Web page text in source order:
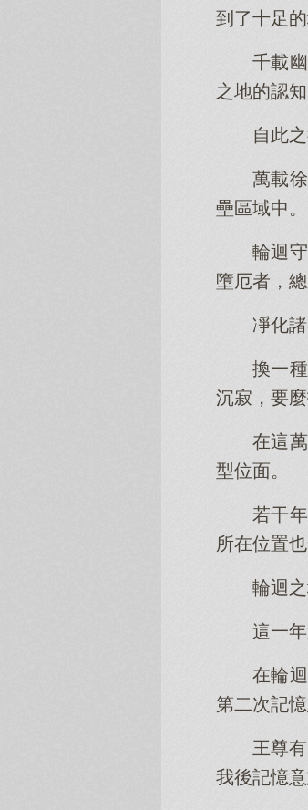
到了十足
千載
之地的認
自此
萬載
壘區域中。
輪迴
墮厄者，
凈化
換一
沉寂，要
在這
型位面。
若干
所在位置
輪迴
這一
在輪
第二次記
王尊
我後記憶意